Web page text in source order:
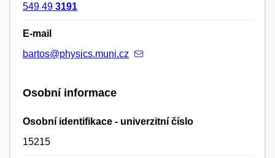
549 49 3191
E-mail
bartos@physics.muni.cz
Osobní informace
Osobní identifikace - univerzitní číslo
15215